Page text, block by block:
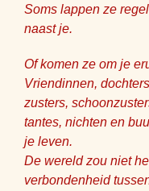
Soms lappen ze
naast je.
Of komen ze om je
Vriendinnen,
zusters,
tantes, nichten en
je leven.
De wereld zou niet
verbondenheid